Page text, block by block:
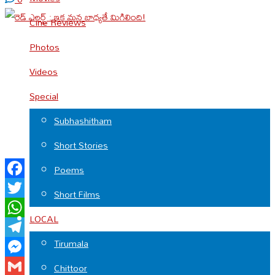
Cine Reviews
Photos
Videos
Special
Subhashitham
Short Stories
Poems
Short Films
LOCAL
Tirumala
Chittoor
Facebook
Twitter
WhatsApp
Telegram
Messenger